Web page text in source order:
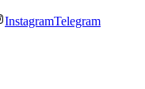
InstagramTelegram